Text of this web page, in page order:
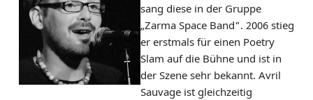
sang diese in der Gruppe
„Zarma Space Band". 2006 stieg
er erstmals für einen Poetry
Slam auf die Bühne und ist in
der Szene sehr bekannt. Avril
Sauvage ist gleichzeitig